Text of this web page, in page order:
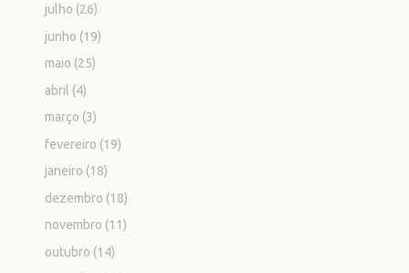
julho (26)
junho (19)
maio (25)
abril (4)
março (3)
fevereiro (19)
janeiro (18)
dezembro (18)
novembro (11)
outubro (14)